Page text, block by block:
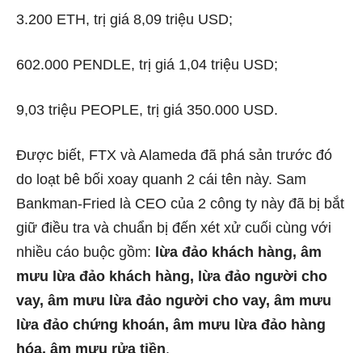
3.200 ETH, trị giá 8,09 triệu USD;
602.000 PENDLE, trị giá 1,04 triệu USD;
9,03 triệu PEOPLE, trị giá 350.000 USD.
Được biết, FTX và Alameda đã phá sản trước đó
do loạt bê bối xoay quanh 2 cái tên này. Sam
Bankman-Fried là CEO của 2 công ty này đã bị bắt
giữ điều tra và chuẩn bị đến xét xử cuối cùng với
nhiều cáo buộc gồm: lừa đảo khách hàng, âm
mưu lừa đảo khách hàng, lừa đảo người cho
vay, âm mưu lừa đảo người cho vay, âm mưu
lừa đảo chứng khoán, âm mưu lừa đảo hàng
hóa, âm mưu rửa tiền.